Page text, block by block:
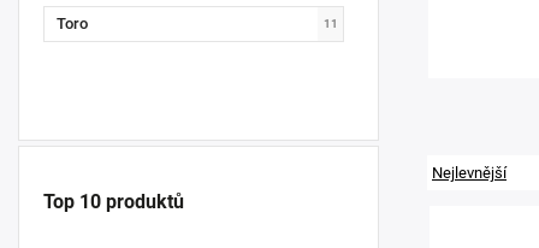
Toro 11
Top 10 produktů
Nejlevnější